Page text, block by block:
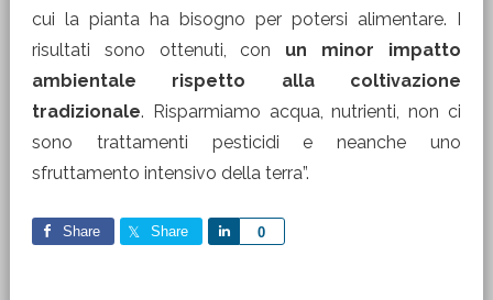
cui la pianta ha bisogno per potersi alimentare. I
risultati sono ottenuti, con un minor impatto
ambientale rispetto alla coltivazione
tradizionale. Risparmiamo acqua, nutrienti, non ci
sono trattamenti pesticidi e neanche uno
sfruttamento intensivo della terra”.
Share Share 0
Share